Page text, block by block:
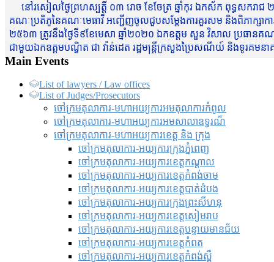
នៅរសៀលថ្ងៃព្រហស្បត្តិ៍ ០៣ រោច ខែចែត្រ ឆ្នាំកុរ ឯកស័ក ពុទ្ធសករាជ
គណៈប្រតិភូនៃគណៈមេធាវី អញ្ជើញចូលជួបសម្តែងការគួរសម និងពិភាក្សាកា
២៥៦៣ ត្រូវនឹងថ្ងៃទី៩ខែមេសា ឆ្នាំ២០២០ ឯកឧត្តម សួន វិសាល ប្រធានគណ
ជាមួយឯកឧត្តមបណ្ឌិត ជា វ៉ាន់ដេត រដ្ឋមន្រ្តីក្រសួងប្រៃសណីយ៍ និងទូរគ
Main Events
List of lawyers / Law offices
List of Judges/Prosecutors
ចៅក្រមតុលាការ-មហាអយ្យការអមតុលាការកំពូល
ចៅក្រមតុលាការ-មហាអយ្យការអមសាលាឧទ្ធរណ៏
ចៅក្រមតុលាការ-មហាអយ្យការខេត្ត និង ក្រុង
ចៅក្រមតុលាការ-អយ្យការក្រុងភ្នំពេញ
ចៅក្រមតុលាការ-អយ្យការខេត្តកណ្តាល
ចៅក្រមតុលាការ-អយ្យការខេត្តកំពង់ចាម
ចៅក្រមតុលាការ-អយ្យការខេត្តបាត់ដំបង
ចៅក្រមតុលាការ-អយ្យការ​ក្រុងព្រះសីហនុ
ចៅក្រមតុលាការ-អយ្យការខេត្តសៀមរាប
ចៅក្រមតុលាការ-អយ្យការខេត្តបន្ទាយមានជ័យ
ចៅក្រមតុលាការ-អយ្យការខេត្តកំពត
ចៅក្រមតុលាការ-អយ្យការខេត្តកំពង់ស្ពឺ